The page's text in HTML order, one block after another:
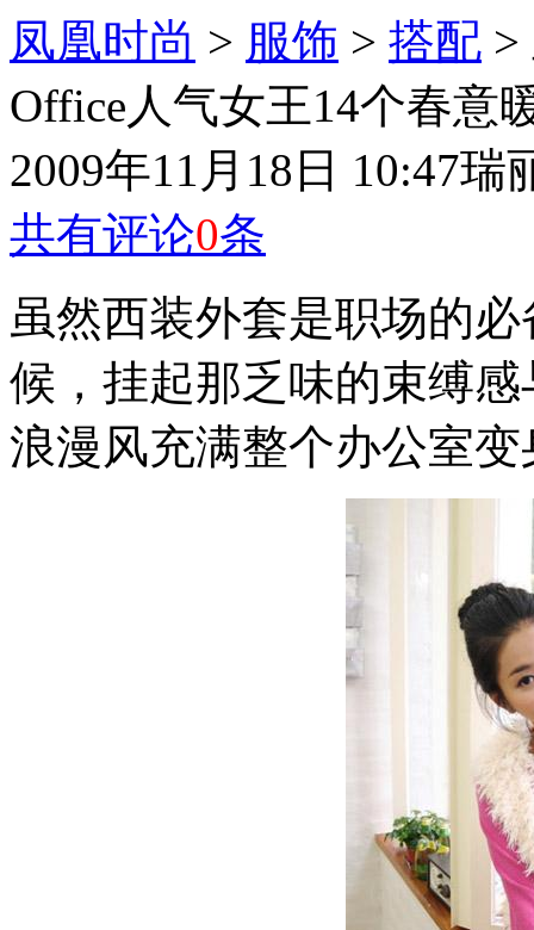
凤凰时尚 > 服饰 > 搭配 >
Office人气女王14个春意
2009年11月18日 10:47瑞
共有评论0条
虽然西装外套是职场的
候，挂起那乏味的束缚
浪漫风充满整个办公室